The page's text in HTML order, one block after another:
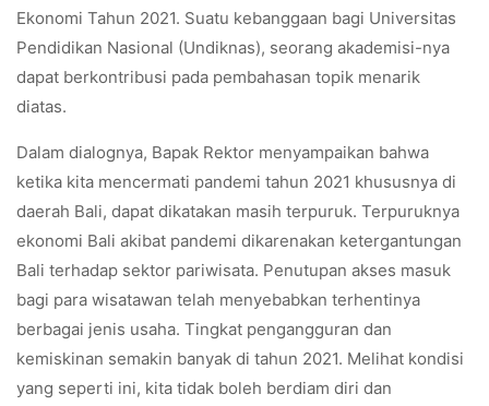
Ekonomi Tahun 2021. Suatu kebanggaan bagi Universitas
Pendidikan Nasional (Undiknas), seorang akademisi-nya
dapat berkontribusi pada pembahasan topik menarik
diatas.
Dalam dialognya, Bapak Rektor menyampaikan bahwa
ketika kita mencermati pandemi tahun 2021 khususnya di
daerah Bali, dapat dikatakan masih terpuruk. Terpuruknya
ekonomi Bali akibat pandemi dikarenakan ketergantungan
Bali terhadap sektor pariwisata. Penutupan akses masuk
bagi para wisatawan telah menyebabkan terhentinya
berbagai jenis usaha. Tingkat pengangguran dan
kemiskinan semakin banyak di tahun 2021. Melihat kondisi
yang seperti ini, kita tidak boleh berdiam diri dan